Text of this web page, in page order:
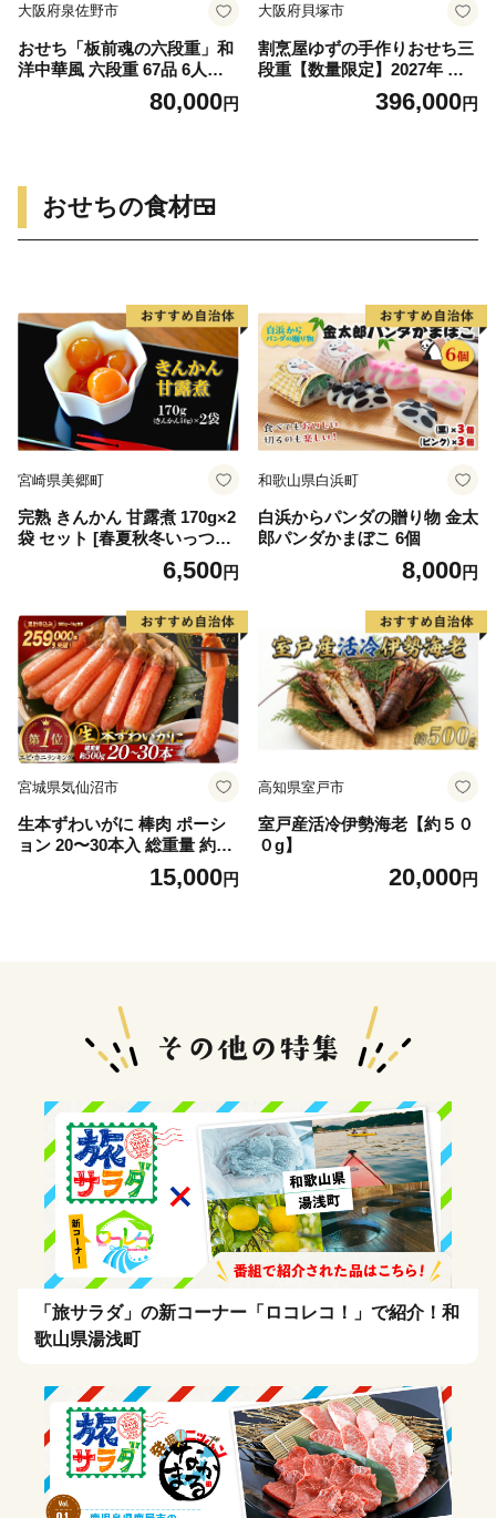
大阪府泉佐野市
おせち「板前魂の六段重」和
洋中華風 六段重 67品 6人前
6.8寸 鮑＆おこわ＆豚角煮＆
ローストビーフ＆ステーキ 付
80,000円
大阪府貝塚市
割烹屋ゆずの手作りおせち三
段重【数量限定】2027年 冷
蔵 4人前 5人前 予約 ふるさと
納税おせち 贅沢396,000円
おせちの食材🍱
宮崎県美郷町
完熟 きんかん 甘露煮 170g×2
袋 セット [春夏秋冬いっつも
や 宮崎県 美郷町 31ab0096]
おせち デザート 宮崎県産 美
果物 加工品 おやつ お菓子 手
作り 手づくり 詰め合わせ ヨ
ーグルト ギフト プレゼント
贈り物 父の日 母の日 お試し
6,500円
和歌山県白浜町
白浜からパンダの贈り物 金太
郎パンダかまぼこ 6個
8,000円
宮城県気仙沼市
生本ずわいがに 棒肉 ポーシ
ョン 20〜30本入 総重量 約50
0g [カネダイ 宮城県 気仙沼市
20564322] むき身 カニ かに
15,000円
高知県室戸市
室戸産活冷伊勢海老【約５０
０g】
20,000円
「旅サラダ」の新コーナー「ロコレコ！」で紹介！和
歌山県湯浅町